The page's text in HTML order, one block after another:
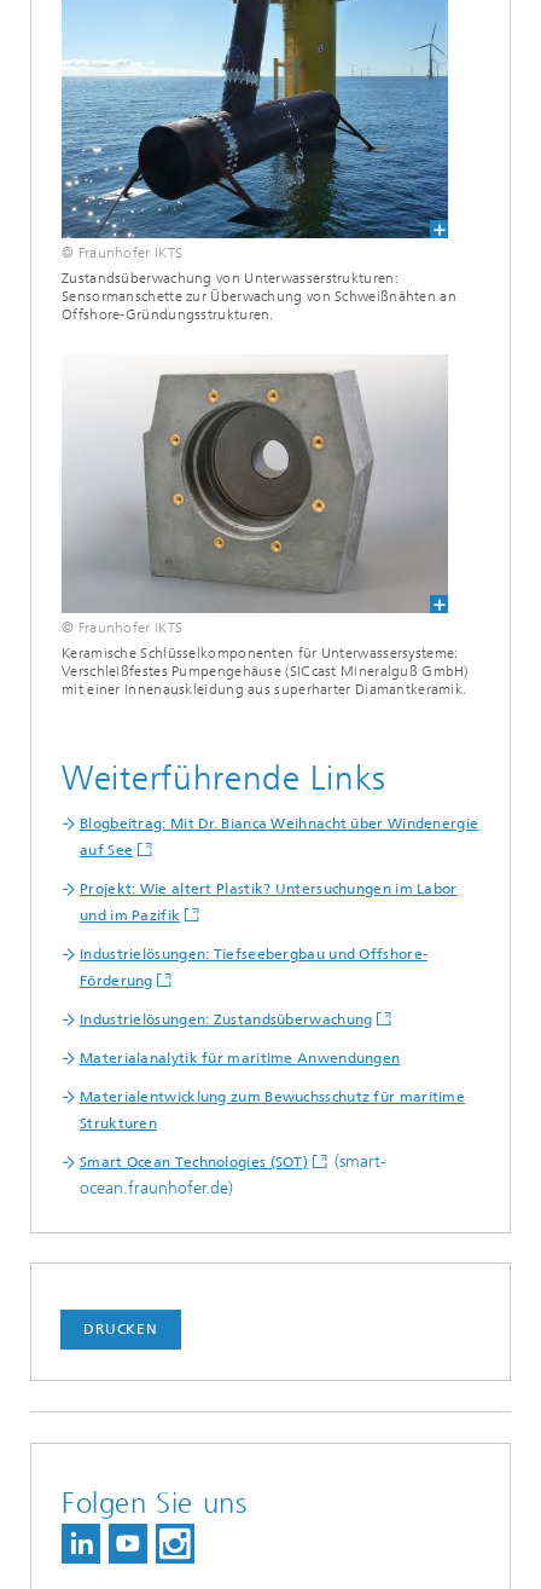
© Fraunhofer IKTS
Zustandsüberwachung von Unterwasserstrukturen:
Sensormanschette zur Überwachung von Schweißnähten an
Offshore-Gründungsstrukturen.
© Fraunhofer IKTS
Keramische Schlüsselkomponenten für Unterwassersysteme:
Verschleißfestes Pumpengehäuse (SICcast Mineralguß GmbH)
mit einer Innenauskleidung aus superharter Diamantkeramik.
Weiterführende Links
Blogbeitrag: Mit Dr. Bianca Weihnacht über Windenergie
auf See
Projekt: Wie altert Plastik? Untersuchungen im Labor
und im Pazifik
Industrielösungen: Tiefseebergbau und Offshore-
Förderung
Industrielösungen: Zustandsüberwachung
Materialanalytik für maritime Anwendungen
Materialentwicklung zum Bewuchsschutz für maritime
Strukturen
Smart Ocean Technologies (SOT)
(smart-
ocean.fraunhofer.de)
DRUCKEN
Folgen Sie uns